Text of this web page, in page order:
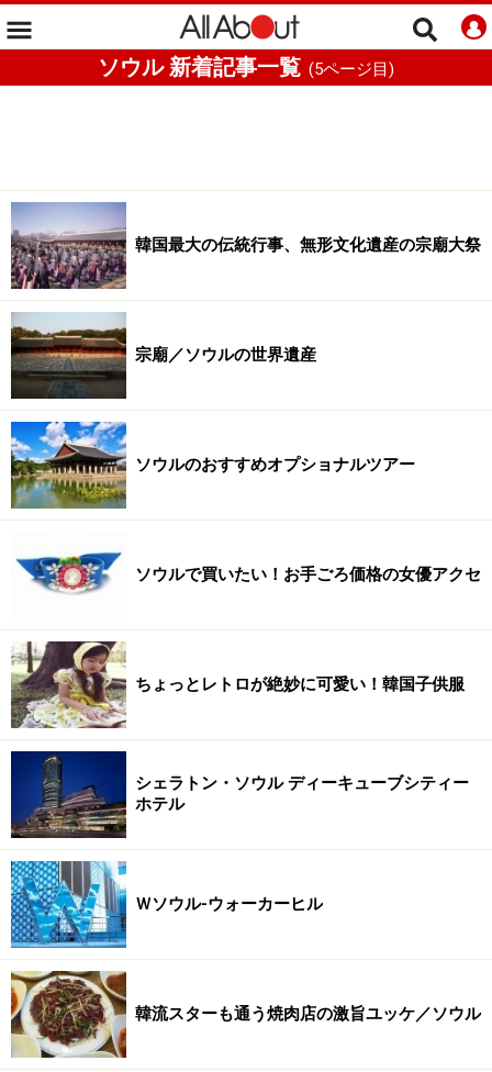
ソウル 新着記事一覧 (5ページ目)
韓国最大の伝統行事、無形文化遺産の宗廟大祭
宗廟／ソウルの世界遺産
ソウルのおすすめオプショナルツアー
ソウルで買いたい！お手ごろ価格の女優アクセ
ちょっとレトロが絶妙に可愛い！韓国子供服
シェラトン・ソウル ディーキューブシティー
ホテル
Ｗソウル‐ウォーカーヒル
韓流スターも通う焼肉店の激旨ユッケ／ソウル